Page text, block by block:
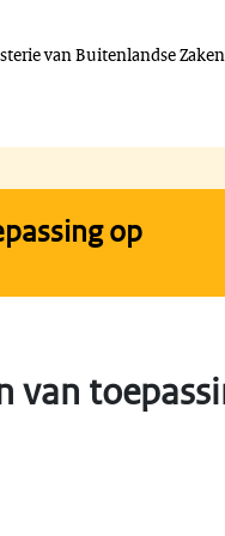
van Buitenlandse Zaken
op
van